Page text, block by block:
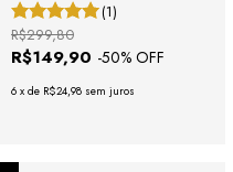
(1)
R$149,90 -50% OFF
R$299,80
6 x de R$24,98 sem juros